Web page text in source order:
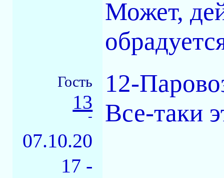
Может,
Гость
13
-
07.10.20
17 -
12-
Все-таки